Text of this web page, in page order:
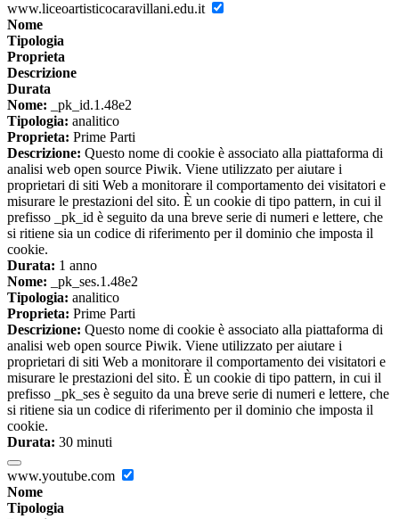
www.liceoartisticocaravillani.edu.it
Nome
Tipologia
Proprieta
Descrizione
Durata
Nome: _pk_id.1.48e2
Tipologia: analitico
Proprieta: Prime Parti
Descrizione: Questo nome di cookie è associato alla piattaforma di
analisi web open source Piwik. Viene utilizzato per aiutare i
proprietari di siti Web a monitorare il comportamento dei visitatori e
misurare le prestazioni del sito. È un cookie di tipo pattern, in cui il
prefisso _pk_id è seguito da una breve serie di numeri e lettere, che
si ritiene sia un codice di riferimento per il dominio che imposta il
cookie.
Durata: 1 anno
Nome: _pk_ses.1.48e2
Tipologia: analitico
Proprieta: Prime Parti
Descrizione: Questo nome di cookie è associato alla piattaforma di
analisi web open source Piwik. Viene utilizzato per aiutare i
proprietari di siti Web a monitorare il comportamento dei visitatori e
misurare le prestazioni del sito. È un cookie di tipo pattern, in cui il
prefisso _pk_ses è seguito da una breve serie di numeri e lettere, che
si ritiene sia un codice di riferimento per il dominio che imposta il
cookie.
Durata: 30 minuti
www.youtube.com
Nome
Tipologia